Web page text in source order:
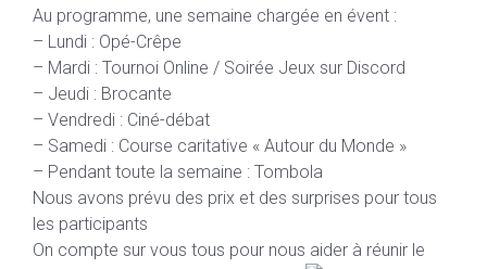
Au programme, une semaine chargée en évent :
– Lundi : Opé-Crêpe
– Mardi : Tournoi Online / Soirée Jeux sur Discord
– Jeudi : Brocante
– Vendredi : Ciné-débat
– Samedi : Course caritative « Autour du Monde »
– Pendant toute la semaine : Tombola
Nous avons prévu des prix et des surprises pour tous
les participants
On compte sur vous tous pour nous aider à réunir le